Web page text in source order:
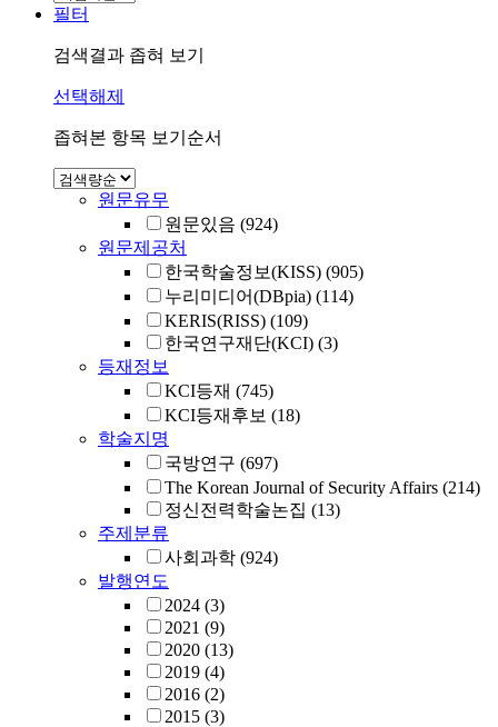
필터
검색결과 좁혀 보기
선택해제
좁혀본 항목 보기순서
원문유무
원문있음 (924)
원문제공처
한국학술정보(KISS) (905)
누리미디어(DBpia) (114)
KERIS(RISS) (109)
한국연구재단(KCI) (3)
등재정보
KCI등재 (745)
KCI등재후보 (18)
학술지명
국방연구 (697)
The Korean Journal of Security Affairs (214)
정신전력학술논집 (13)
주제분류
사회과학 (924)
발행연도
2024 (3)
2021 (9)
2020 (13)
2019 (4)
2016 (2)
2015 (3)